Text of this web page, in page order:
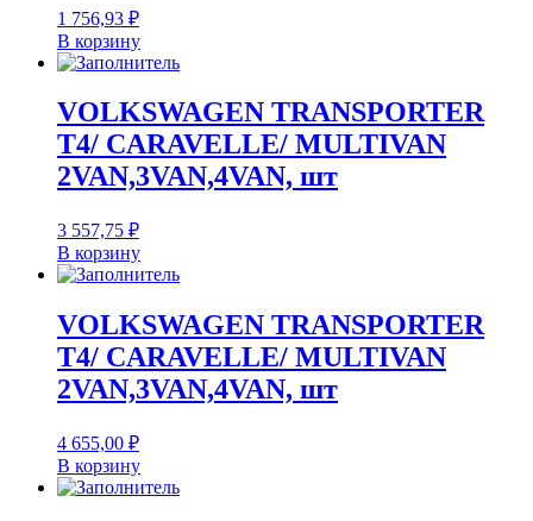
1 756,93 ₽
В корзину
VOLKSWAGEN TRANSPORTER
T4/ CARAVELLE/ MULTIVAN
2VAN,3VAN,4VAN, шт
3 557,75 ₽
В корзину
VOLKSWAGEN TRANSPORTER
T4/ CARAVELLE/ MULTIVAN
2VAN,3VAN,4VAN, шт
4 655,00 ₽
В корзину